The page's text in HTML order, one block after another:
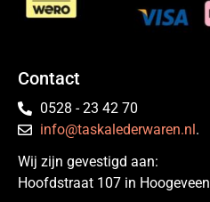
Contact
0528 - 23 42 70
info@taskalederwaren.nl .
Wij zijn gevestigd aan:
Hoofdstraat 107 in Hoogeveen